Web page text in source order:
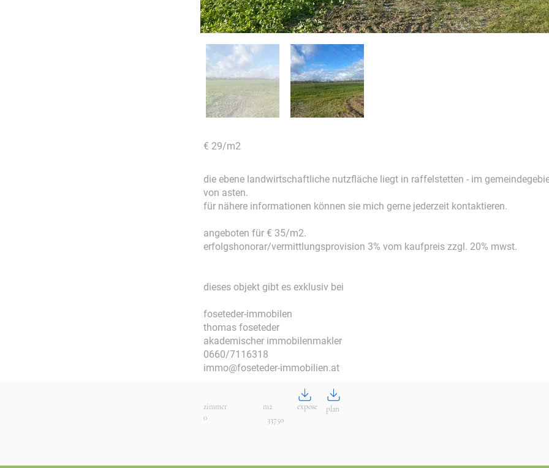
€ 29/m2
die ebene landwirtschaftliche nutzfläche liegt in raffelstetten - im
von asten.
für nähere informationen können sie mich gerne jederzeit kontaktieren.
angeboten für € 35/m2.
erfolgshonorar/vermittlungsprovision 3% vom kaufpreis zzgl. 20% mwst.
dieses objekt gibt es exklusiv bei
foseteder-immobilen
thomas foseteder
akademischer immobilenmakler
0660/7116318
immo@foseteder-immobilien.at
zimmer
m2
33750
0
expose plan